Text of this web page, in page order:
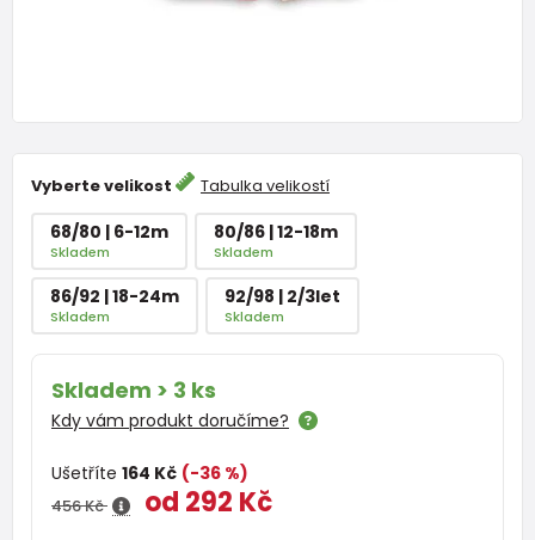
Vyberte velikost Tabulka velikostí
68/80 | 6-12m
Skladem
80/86 | 12-18m
Skladem
86/92 | 18-24m
Skladem
92/98 | 2/3let
Skladem
Skladem > 3 ks
Kdy vám produkt doručíme?
Ušetříte 164 Kč (-36 %)
456 Kč od 292 Kč